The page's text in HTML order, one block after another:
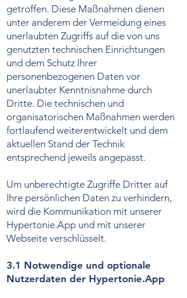
getroffen. Diese Maßnahmen dienen
unter anderem der Vermeidung eines
unerlaubten Zugriffs auf die von uns
genutzten technischen Einrichtungen
und dem Schutz Ihrer
personenbezogenen Daten vor
unerlaubter Kenntnisnahme durch
Dritte. Die technischen und
organisatorischen Maßnahmen werden
fortlaufend weiterentwickelt und dem
aktuellen Stand der Technik
entsprechend jeweils angepasst.
Um unberechtigte Zugriffe Dritter auf
Ihre persönlichen Daten zu verhindern,
wird die Kommunikation mit unserer
Hypertonie.App und mit unserer
Webseite verschlüsselt.
3.1 Notwendige und optionale
Nutzerdaten der Hypertonie.App